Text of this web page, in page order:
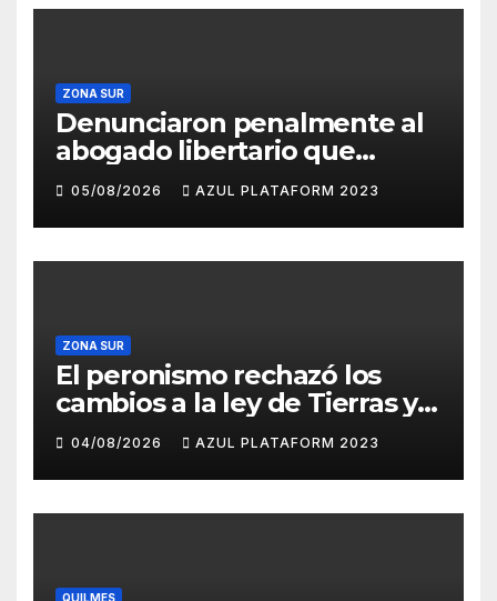
ZONA SUR
Denunciaron penalmente al
abogado libertario que
propuso tirar napalm sobre
el Gran Buenos Aires
05/08/2026 AZUL PLATAFORM 2023
ZONA SUR
El peronismo rechazó los
cambios a la ley de Tierras y
convocó a movilizarse el
jueves en contra del
Gobierno
04/08/2026 AZUL PLATAFORM 2023
QUILMES